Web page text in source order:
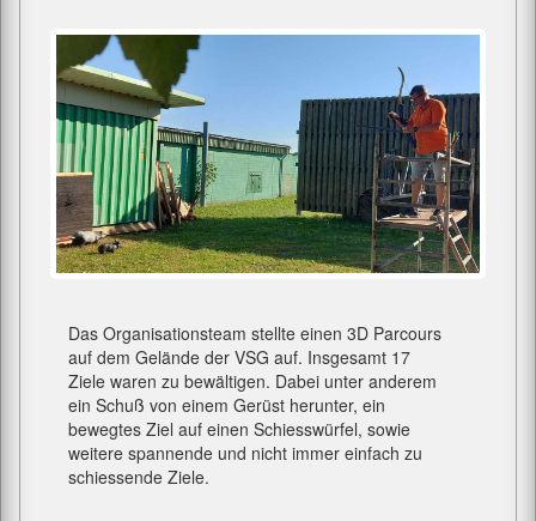
Das Organisationsteam stellte einen 3D Parcours
auf dem Gelände der VSG auf. Insgesamt 17
Ziele waren zu bewältigen. Dabei unter anderem
ein Schuß von einem Gerüst herunter, ein
bewegtes Ziel auf einen Schiesswürfel, sowie
weitere spannende und nicht immer einfach zu
schiessende Ziele.